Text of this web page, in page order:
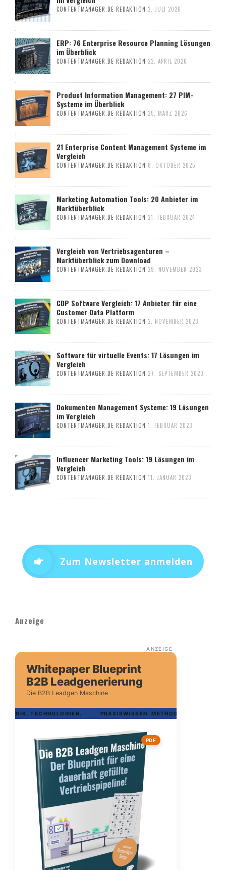
CONTENTMANAGER.DE REDAKTION 2. JULI 2026
ERP: 76 Enterprise Resource Planning Lösungen
im Überblick
CONTENTMANAGER.DE REDAKTION 22. APRIL 2026
Product Information Management: 27 PIM-
Systeme im Überblick
CONTENTMANAGER.DE REDAKTION 25. MÄRZ 2026
21 Enterprise Content Management Systeme im
Vergleich
CONTENTMANAGER.DE REDAKTION 8. OKTOBER 2025
Marketing Automation Tools: 20 Anbieter im
Marktüberblick
CONTENTMANAGER.DE REDAKTION 21. FEBRUAR 2024
Vergleich von Vertriebsagenturen –
Marktüberblick zum Download
CONTENTMANAGER.DE REDAKTION 29. NOVEMBER 2023
CDP Software Vergleich: 17 Anbieter für eine
Customer Data Platform
CONTENTMANAGER.DE REDAKTION 2. NOVEMBER 2023
Software für virtuelle Events: 17 Lösungen im
Vergleich
CONTENTMANAGER.DE REDAKTION 27. SEPTEMBER 2023
Dokumenten Management Systeme: 19 Lösungen
im Vergleich
CONTENTMANAGER.DE REDAKTION 1. FEBRUAR 2023
Influencer Marketing Tools: 19 Lösungen im
Vergleich
CONTENTMANAGER.DE REDAKTION 11. JANUAR 2023
Zum Newsletter anmelden
Anzeige